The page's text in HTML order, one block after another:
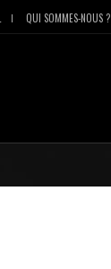
QUI SOMMES-NOUS ?